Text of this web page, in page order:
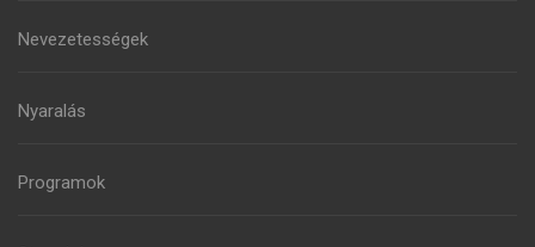
Nevezetességek
Nyaralás
Programok